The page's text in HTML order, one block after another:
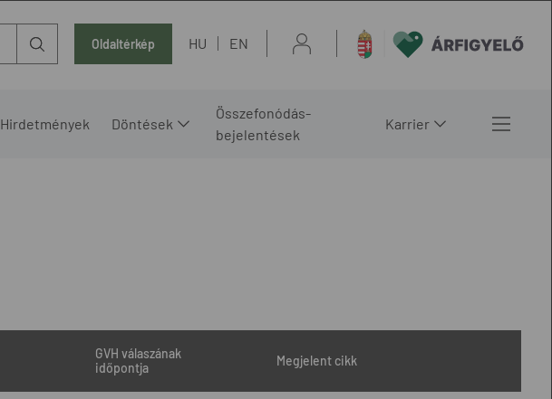
Oldaltérkép HU EN
Hirdetmények Döntések
Összefonódás-
bejelentések
Karrier
GVH válaszának
időpontja
Megjelent cikk